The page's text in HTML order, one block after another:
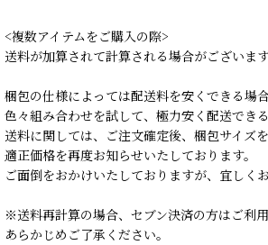
<複数アイテムをご購入の際>
送料が加算されて計算される場合がございます
梱包の仕様によっては配送料を安くできる場合
色々組み合わせを試して、極力安く配送でき
送料に関しては、ご注文確定後、梱包サイズ
適正価格を再度お知らせいたしております。
ご面倒をおかけいたしておりますが、宜しく
※送料再計算の場合、セブン決済の方はご利
あらかじめご了承ください。